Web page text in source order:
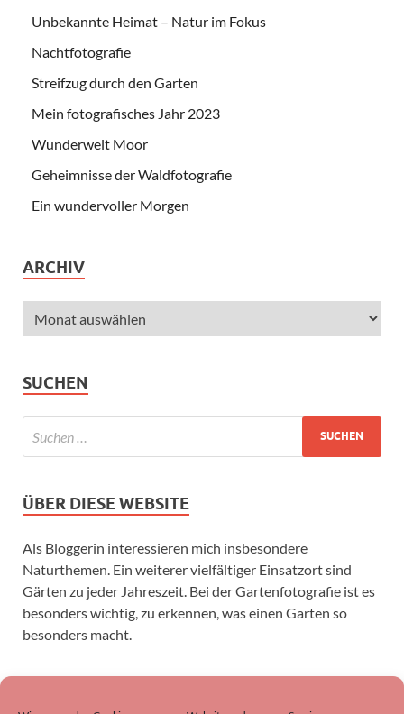
Unbekannte Heimat – Natur im Fokus
Nachtfotografie
Streifzug durch den Garten
Mein fotografisches Jahr 2023
Wunderwelt Moor
Geheimnisse der Waldfotografie
Ein wundervoller Morgen
ARCHIV
SUCHEN
ÜBER DIESE WEBSITE
Als Bloggerin interessieren mich insbesondere
Naturthemen. Ein weiterer vielfältiger Einsatzort sind
Gärten zu jeder Jahreszeit. Bei der Gartenfotografie ist es
besonders wichtig, zu erkennen, was einen Garten so
besonders macht.